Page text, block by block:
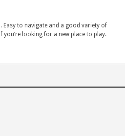
Easy to navigate and a good variety of
looking for a new place to play.